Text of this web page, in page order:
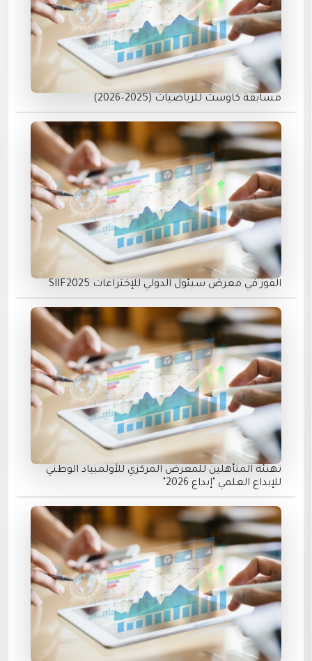
مسابقة كاوست للرياضيات (2025–2026)
الفوز في معرض سيئول الدولي للإختراعات SIIF2025
تهنئة المتأهلين للمعرض المركزي للأولمبياد الوطني
للإبداع العلمي "إبداع 2026"